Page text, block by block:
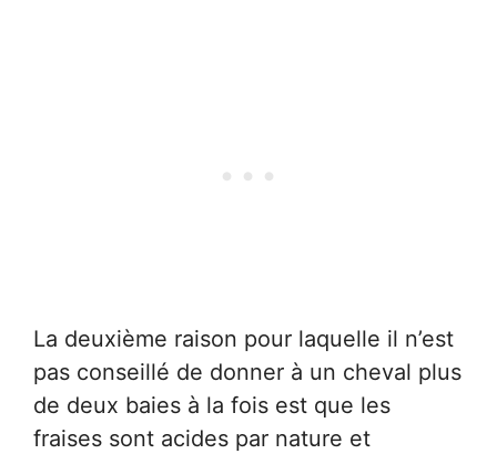
La deuxième raison pour laquelle il n’est
pas conseillé de donner à un cheval plus
de deux baies à la fois est que les
fraises sont acides par nature et